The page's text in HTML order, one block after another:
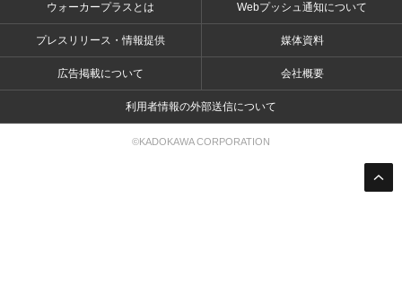
ウォーカープラスとは Webプッシュ通知について
プレスリリース・情報提供 媒体資料
広告掲載について 会社概要
利用者情報の外部送信について
©KADOKAWA CORPORATION